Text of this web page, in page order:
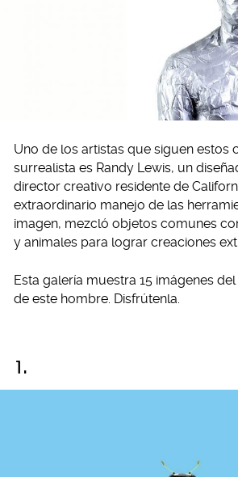
Uno de los artistas que siguen estos
surrealista es Randy Lewis, un
director creativo residente de
extraordinario manejo de las
imagen, mezcló objetos comunes
y animales para lograr creaciones
Esta galería muestra 15 imágenes
de este hombre. Disfrútenla.
1.